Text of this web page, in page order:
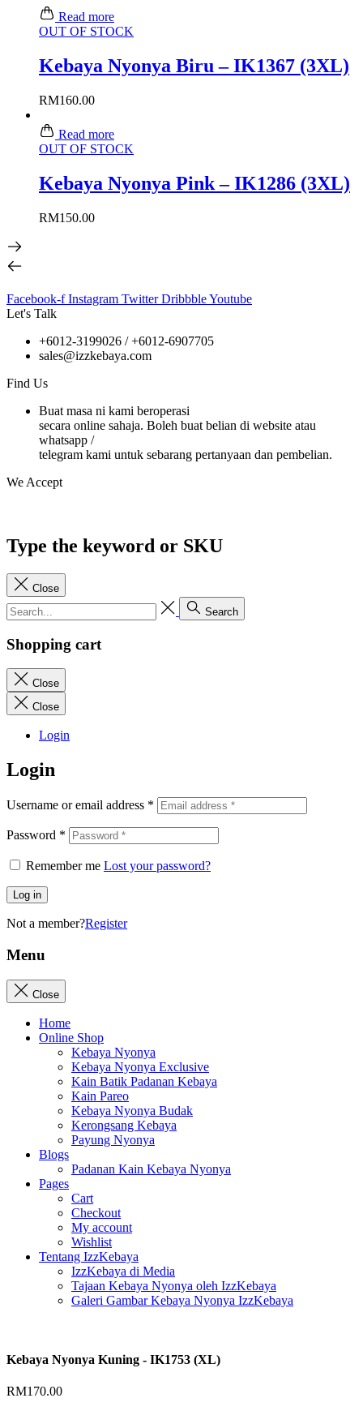
Read more
OUT OF STOCK
Kebaya Nyonya Biru – IK1367 (3XL)
RM160.00
Read more
OUT OF STOCK
Kebaya Nyonya Pink – IK1286 (3XL)
RM150.00
Facebook-f Instagram Twitter DribbbleYoutube
Let's Talk
+6012-3199026 / +6012-6907705
sales@izzkebaya.com
Find Us
Buat masa ni kami beroperasi
secara online sahaja. Boleh buat belian di website atau
whatsapp /
telegram kami untuk sebarang pertanyaan dan pembelian.
We Accept
Type the keyword or SKU
Close
Search
Shopping cart
Close
Close
Login
Login
Username or email address *
Password *
Remember me Lost your password?
Log in
Not a member?Register
Menu
Close
Home
Online Shop
Kebaya Nyonya
Kebaya Nyonya Exclusive
Kain Batik Padanan Kebaya
Kain Pareo
Kebaya Nyonya Budak
Kerongsang Kebaya
Payung Nyonya
Blogs
Padanan Kain Kebaya Nyonya
Pages
Cart
Checkout
My account
Wishlist
Tentang IzzKebaya
IzzKebaya di Media
Tajaan Kebaya Nyonya oleh IzzKebaya
Galeri Gambar Kebaya Nyonya IzzKebaya
Kebaya Nyonya Kuning - IK1753 (XL)
RM170.00